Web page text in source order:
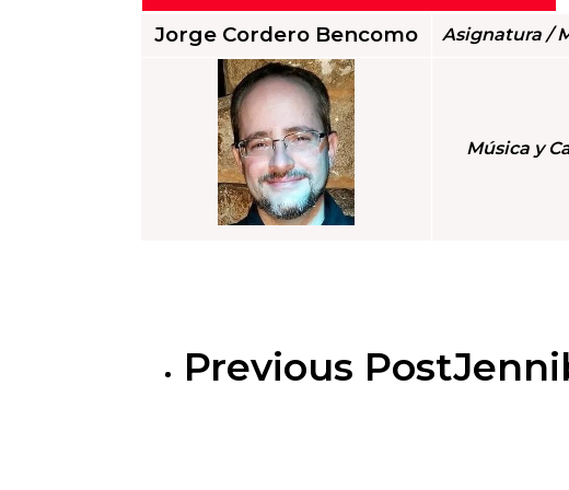
Jorge Cordero Bencomo
Asignatura /
Música y
Previous Post